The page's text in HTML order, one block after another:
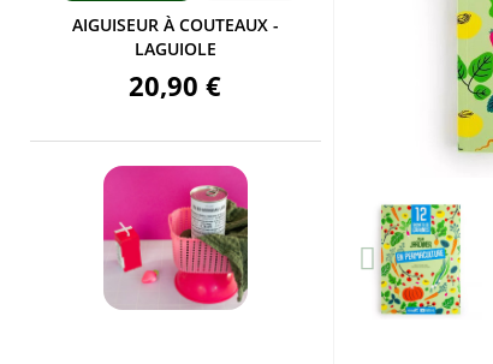
AIGUISEUR À COUTEAUX -
LAGUIOLE
20,90 €
Aperçu